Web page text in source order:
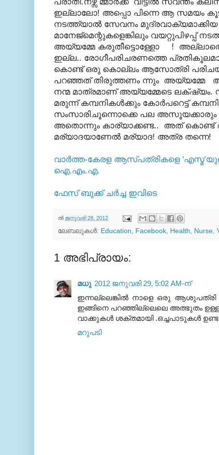
ഇല്ലാലോ! അപ്പൊ പിന്നെ ആ സമയം
നടത്ത്യാല്‍ സേവനം
മാനേജ്മെന്റുകളെങ്കിലും വയറ്റുപിഴപ്പ്
അയ്യമ്മേ കരുതീട്ടൊള്ളോ ! അല്ലാതെ
ഇല്ല.. രോഗീപരിചരണത്തെ
കൊണ്ട്‌ ഒരു കൊല്ലം ആസോത്രി
പറഞ്ഞത് തിരുത്തണം ന്നും അയ്യമ്മേ
നന്മ മാത്രമാണ് അയ്യമ്മേടെ ലക്‌ഷ്യം.
മരുന്ന് കമ്പനികള്‍ക്കും കോര്‍പറെട്ട്
സംസാരിചൂന്നൊക്കെ പല അസൂയക്കാരും
അതൊന്നും കാര്യാക്കണ്ട.. അത് കൊണ്ട്‌
മര്യാദയാണേല്‍ മര്യാദ! അത്ര തന്നെ!
വാര്‍ത്ത-കേരള ആസ്‌പത്രികളെ
ഐ.എം.എ.
ഫേസ് ബുക്ക്‌ ചര്‍ച്ച ഇവിടെ
ല്‍ ജനുവരി 28, 2012
ലേബലുകള്‍: Education, Facebook, Health, Nurse,
1 അഭിപ്രായം:
മധു 2012 ജനുവരി 29, 5:02 AM-ന്
ഇന്നല്ലെങ്കില്‍ നാളെ ഒരു ആശുപത്രി
ഇങ്ങിനെ പറഞ്ഞില്ലെലെ അത്ഭുതം
വാക്കുകള്‍ ശക്തമായി .ഒച്ചപാടുകള്‍
മറുപടി